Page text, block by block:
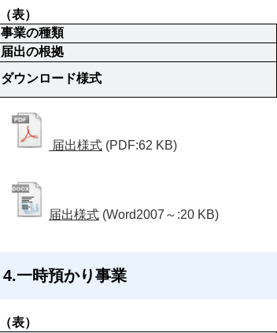
（表）
事業の種類
届出の根拠
ダウンロード様式
届出様式 (PDF:62 KB)
届出様式 (Word2007～:20 KB)
4.一時預かり事業
（表）